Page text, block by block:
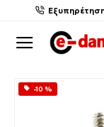
-10 %